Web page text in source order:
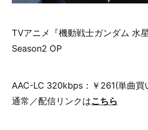
TVアニメ『機動戦士ガンダム 水星
Season2 OP
AAC-LC 320kbps：￥261(単曲買
通常／配信リンクはこちら